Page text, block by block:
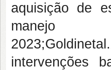
aquisição de
manejo dos
intervenções